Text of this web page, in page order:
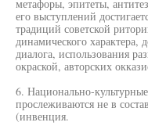
метафоры, эпитеты,
его выступлений
традиций советской
динамического характера,
диалога, использования
окраской, авторских
6. Национально-
прослеживаются не в
(инвенция.